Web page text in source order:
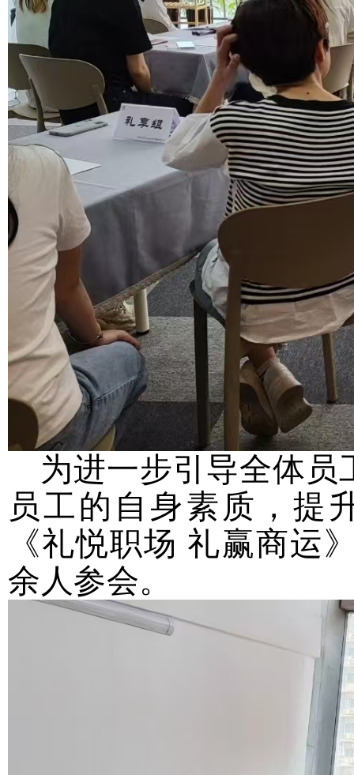
为进一步引导全体
员工的自身素质，提
《礼悦职场 礼赢商运
余人参会。